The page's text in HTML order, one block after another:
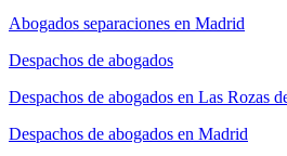
Abogados separaciones en Madrid
Despachos de abogados
Despachos de abogados en Las Rozas
Despachos de abogados en Madrid